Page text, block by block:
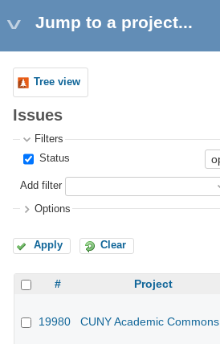
Jump to a project...
Tree view
Issues
Filters
Status
Add filter
Options
Apply Clear
# Project
19980 CUNY Academic Commons